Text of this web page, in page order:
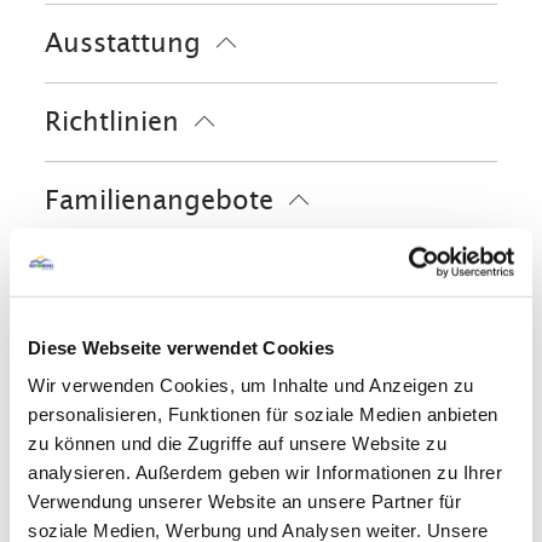
Diese Webseite verwendet Cookies
Wir verwenden Cookies, um Inhalte und Anzeigen zu
personalisieren, Funktionen für soziale Medien anbieten
zu können und die Zugriffe auf unsere Website zu
analysieren. Außerdem geben wir Informationen zu Ihrer
Verwendung unserer Website an unsere Partner für
soziale Medien, Werbung und Analysen weiter. Unsere
Fahrradparkplätze
Parkplatz am Haus
Golfplatz (Entfernung max. 3 km)
Reiten
Skifahren
Ausstattung
kostenloses W-LAN (in der gesamten
Unterkunft)
Richtlinien
Kinder willkommen
öffentlichen und privaten Bereiche sind
Nichtraucherzonen)
Familienangebote
Bücher, DVDs, Musik für Kinder
Radfahren
Ladestation für E-Bikes
In der Nähe
Bahnhof Tourist Information
Gemeinschaftsbereiche
Bibliothek Garten
Grillmöglichkeit
Liegewiese
Sonnenschirme
Skifahren